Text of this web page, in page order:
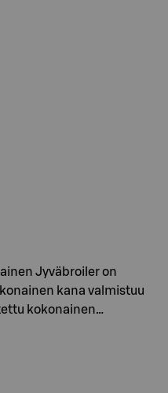
Jyväbroiler on
kana valmistuu
kokonainen…